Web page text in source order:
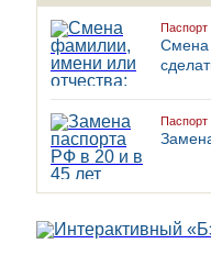
Паспорт
Смена
Паспорт